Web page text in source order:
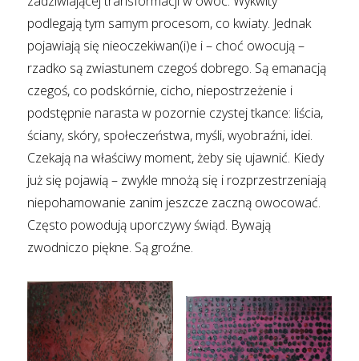
podlegają tym samym procesom, co kwiaty. Jednak
pojawiają się nieoczekiwan(i)e i – choć owocują –
rzadko są zwiastunem czegoś dobrego. Są emanacją
czegoś, co podskórnie, cicho, niepostrzeżenie i
podstępnie narasta w pozornie czystej tkance: liścia,
ściany, skóry, społeczeństwa, myśli, wyobraźni, idei.
Czekają na właściwy moment, żeby się ujawnić. Kiedy
już się pojawią – zwykle mnożą się i rozprzestrzeniają
niepohamowanie zanim jeszcze zaczną owocować.
Często powodują uporczywy świąd. Bywają
zwodniczo piękne. Są groźne.